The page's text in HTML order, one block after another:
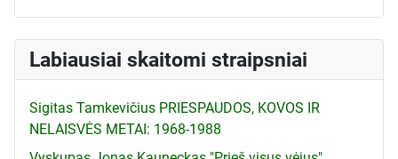
Labiausiai skaitomi straipsniai
Sigitas Tamkevičius PRIESPAUDOS, KOVOS IR
NELAISVĖS METAI: 1968-1988